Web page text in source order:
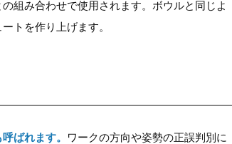
組み合わせで使用されます。ボウルと同じよ
トを作り上げます。
ばれます。
ワークの方向や姿勢の正誤判別に